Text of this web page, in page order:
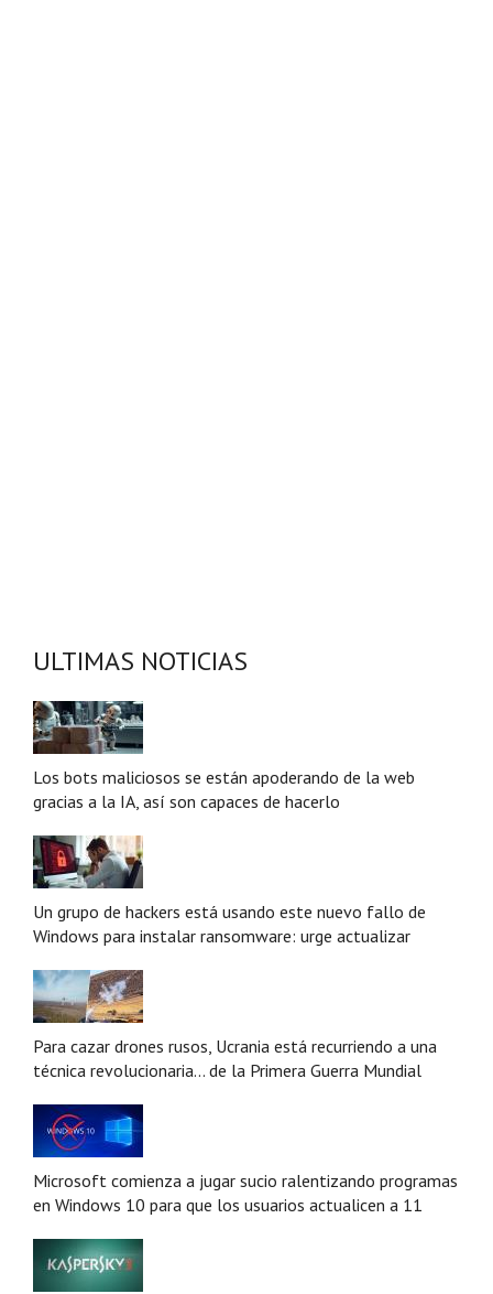
ULTIMAS NOTICIAS
Los bots maliciosos se están apoderando de la web
gracias a la IA, así son capaces de hacerlo
Un grupo de hackers está usando este nuevo fallo de
Windows para instalar ransomware: urge actualizar
Para cazar drones rusos, Ucrania está recurriendo a una
técnica revolucionaria... de la Primera Guerra Mundial
Microsoft comienza a jugar sucio ralentizando programas
en Windows 10 para que los usuarios actualicen a 11